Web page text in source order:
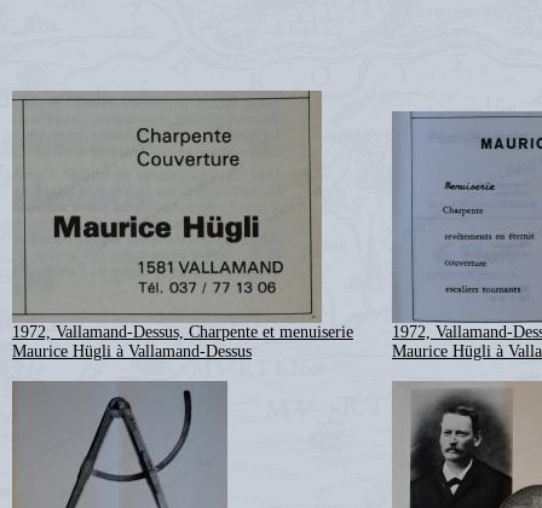
1972, Vallamand-Dessus, Charpente et menuiserie
Maurice Hügli à Vallamand-Dessus
1972, Vallamand-
Maurice Hügli à